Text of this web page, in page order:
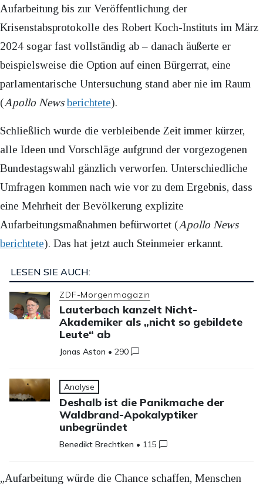
Aufarbeitung bis zur Veröffentlichung der
Krisenstabsprotokolle des Robert Koch-Instituts im März
2024 sogar fast vollständig ab – danach äußerte er
beispielsweise die Option auf einen Bürgerrat, eine
parlamentarische Untersuchung stand aber nie im Raum
(Apollo News berichtete).
Schließlich wurde die verbleibende Zeit immer kürzer,
alle Ideen und Vorschläge aufgrund der vorgezogenen
Bundestagswahl gänzlich verworfen. Unterschiedliche
Umfragen kommen nach wie vor zu dem Ergebnis, dass
eine Mehrheit der Bevölkerung explizite
Aufarbeitungsmaßnahmen befürwortet (Apollo News
berichtete). Das hat jetzt auch Steinmeier erkannt.
LESEN SIE AUCH:
ZDF-Morgenmagazin
Lauterbach kanzelt Nicht-
Akademiker als „nicht so gebildete
Leute“ ab
Jonas Aston •290
Analyse
Deshalb ist die Panikmache der
Waldbrand-Apokalyptiker
unbegründet
Benedikt Brechtken • 115
„Aufarbeitung würde die Chance schaffen, Menschen